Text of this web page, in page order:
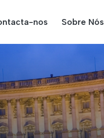
nos Sobre Nós